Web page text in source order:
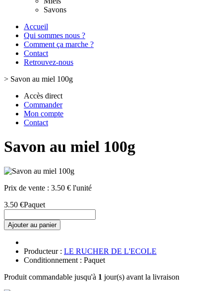
Savons
Accueil
Qui sommes nous ?
Comment ça marche ?
Contact
Retrouvez-nous
> Savon au miel 100g
Accès direct
Commander
Mon compte
Contact
Savon au miel 100g
Prix de vente : 3.50 € l'unité
3.50 €Paquet
Ajouter au panier
Producteur : LE RUCHER DE L'ECOLE
Conditionnement : Paquet
Produit commandable jusqu'à 1 jour(s) avant la livraison